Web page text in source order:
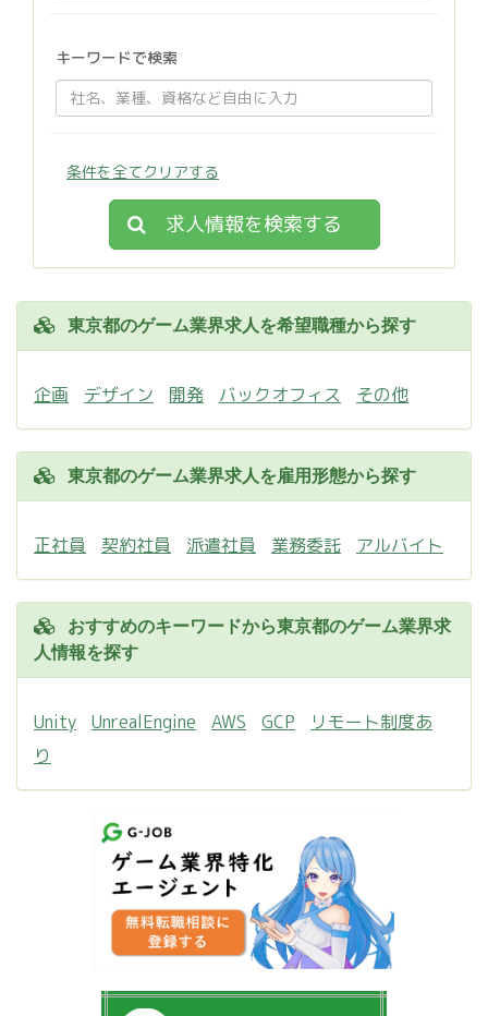
キーワードで検索
条件を全てクリアする
求人情報を検索する
東京都のゲーム業界求人を希望職種から探す
企画 デザイン 開発 バックオフィス その他
東京都のゲーム業界求人を雇用形態から探す
正社員 契約社員 派遣社員 業務委託 アルバイト
おすすめのキーワードから東京都のゲーム業界求
人情報を探す
Unity UnrealEngine AWS GCP
リモート制度あ
り